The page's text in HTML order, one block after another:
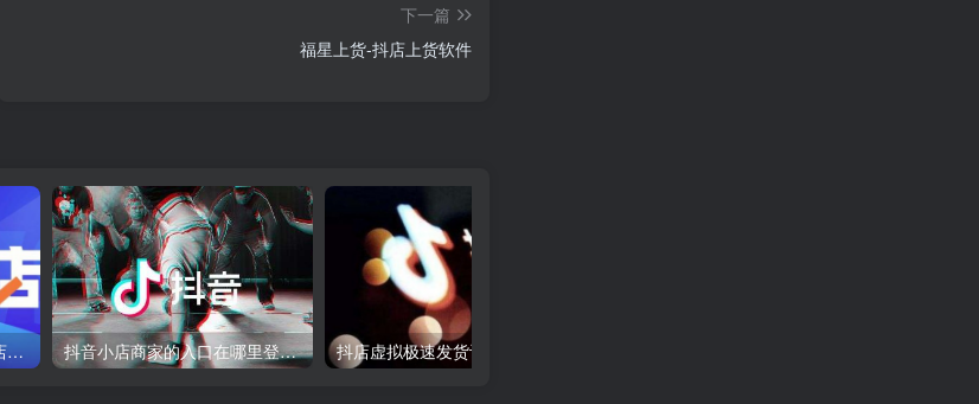
下一篇
福星上货-抖店上货软件
抖店后台打单如何设置（抖店打单怎么打） 抖音小店商家的入口在哪里登录（附电脑抖音小店商家登录入口）